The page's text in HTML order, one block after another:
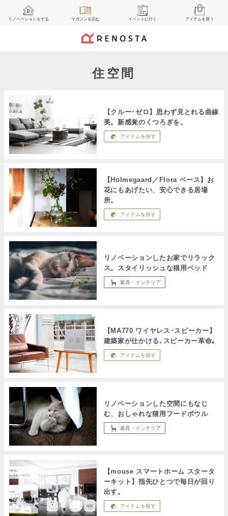
リノベーションをする マガジンを読む イベント に行く アイテムを買う
住空間
【クルー･ゼロ】思わず見とれる曲線
美。新感覚のくつろぎを。
アイテムを探す
【Holmegaard／Flora ベース】お
花にもあげたい、安心できる居場
所。
アイテムを探す
リノベーションしたお家でリラック
ス。スタイリッシュな猫用ベッド
家具・インテリア
【MA770 ワイヤレス･スピーカー】
建築家が仕かける､スピーカー革命｡
アイテムを探す
リノベーションした空間にもなじ
む、おしゃれな猫用フードボウル
家具・インテリア
【mouse スマートホーム スタータ
ーキット】指先ひとつで毎日が回り
出す。
アイテムを探す